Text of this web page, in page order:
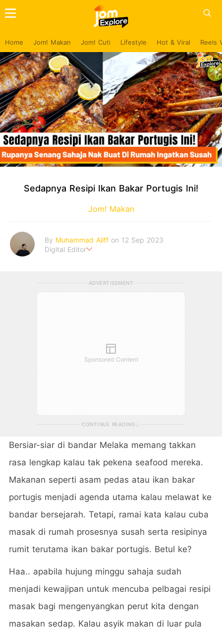
Home Jom! Makan Jom! Cuti Lifestyle Hot & Viral Reels
Sedapnya Resipi Ikan Bakar Portugis Ini!
Jom! Makan
By Muhammad Aliff on 12 Sep 2023
Digital Editor
ADVERTISEMENT
Sponsored Content
CONTINUE READING
Bersiar-siar di bandar Melaka memang takkan
rasa lengkap kalau tak pekena seafood mereka.
Makanan seperti asam pedas atau ikan bakar
portugis menjadi agenda utama kalau melawat ke
bandar bersejarah. Tetapi, ramai kata kalau cuba
masak di rumah prosesnya susah serta resipinya
rumit terutama ikan bakar portugis. Betul ke?
Haa.. apabila hujung minggu sahaja sudah
menjadi kewajipan untuk mencuba pelbagai resipi
masak bagi mengenyangkan perut kita dengan
masakan sedap. Kalau asyik makan di luar pula